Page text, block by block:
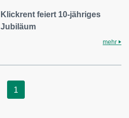
Klickrent feiert 10-jähriges
Jubiläum
mehr
1